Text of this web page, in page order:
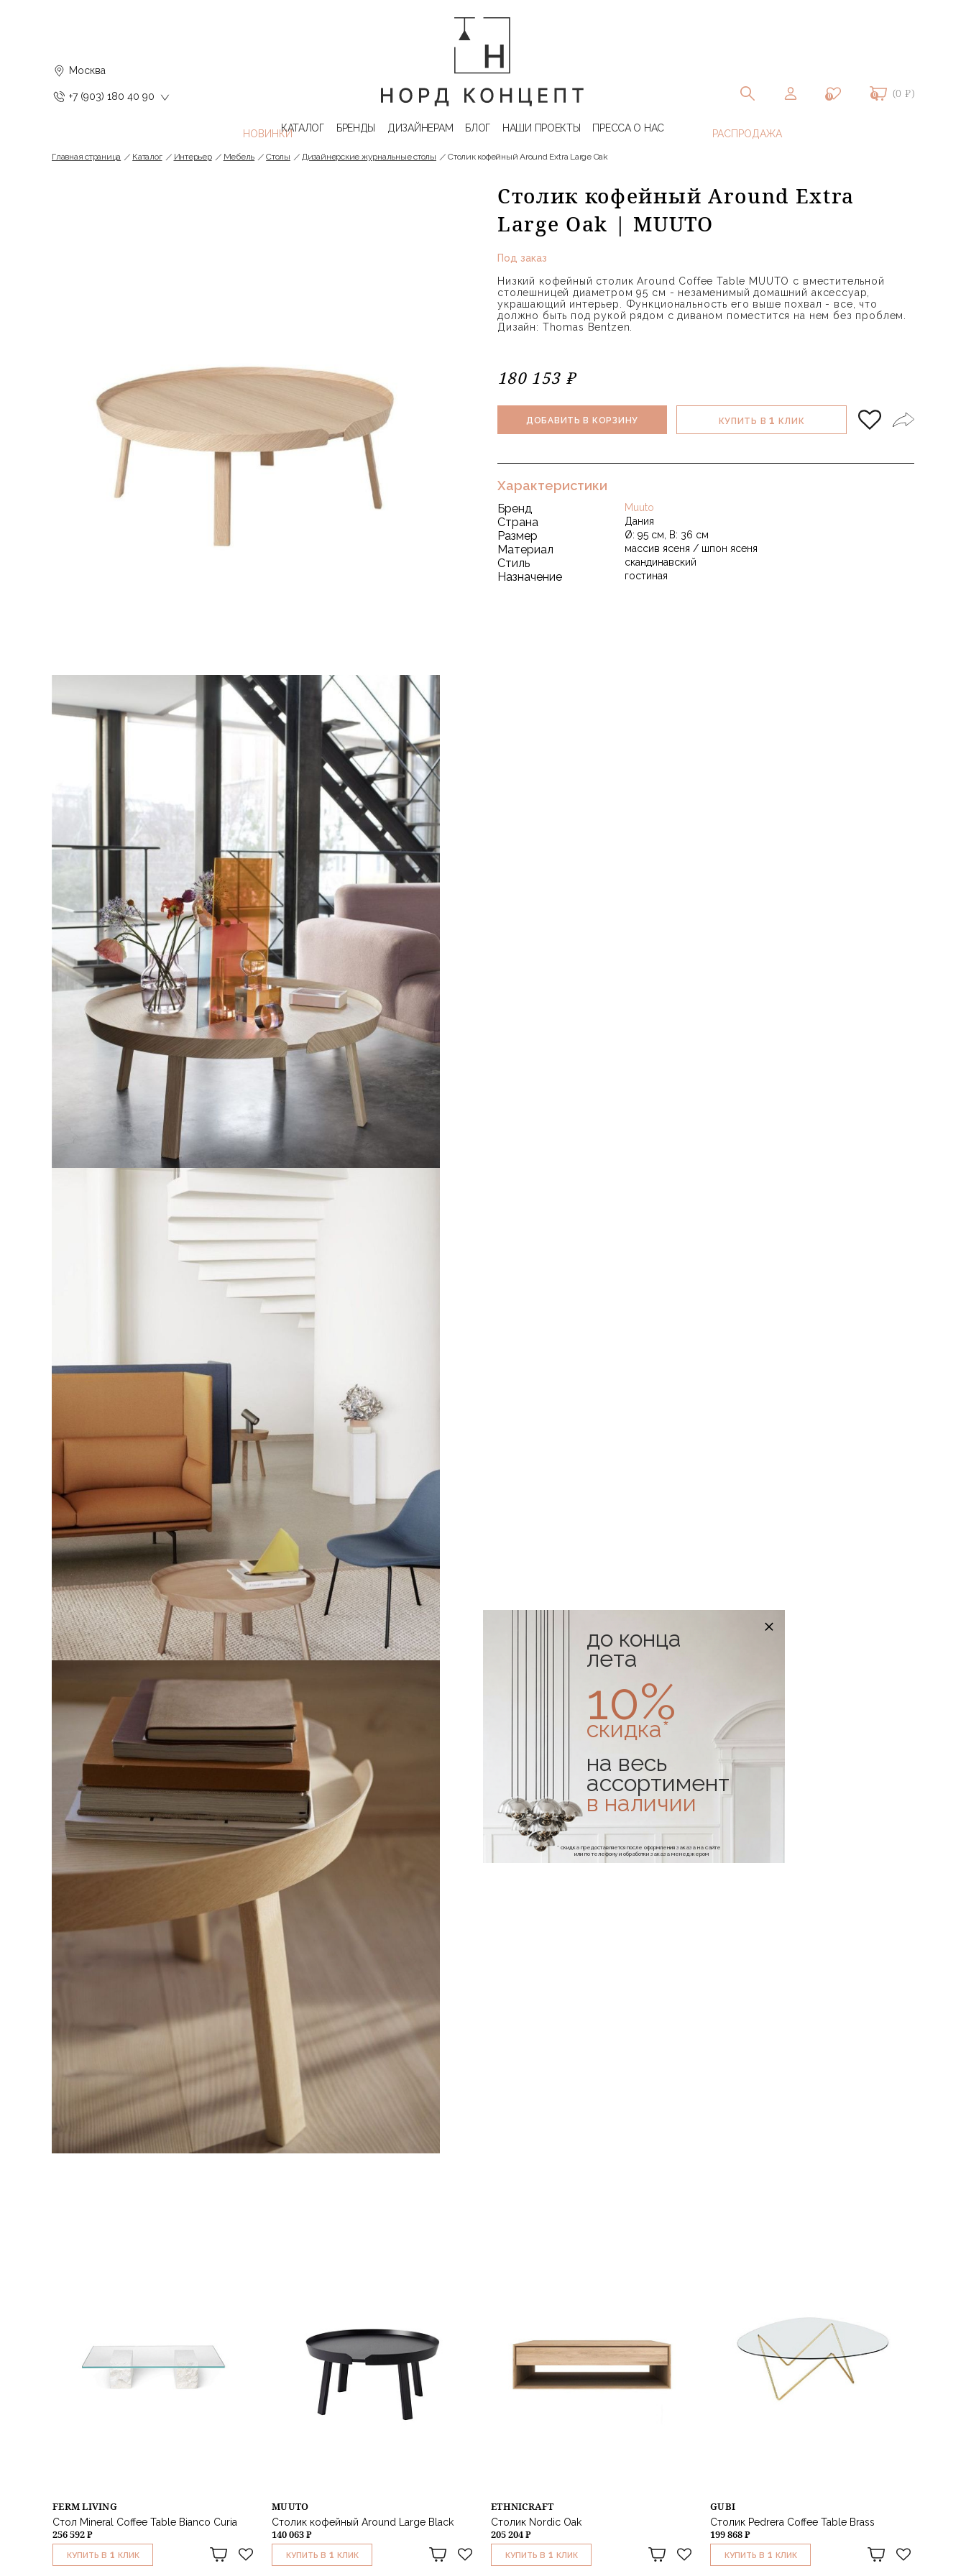
Москва
+7 (903) 180 40 90 0 0 (0 ₽)
КАТАЛОГ БРЕНДЫ ДИЗАЙНЕРАМ БЛОГ НАШИ ПРОЕКТЫ ПРЕССА О НАС
Главная страница Каталог Интерьер Мебель Cтолы Дизайнерские журнальные столы Столик кофейный Around Extra Large Oak
Столик кофейный Around Extra
Large Oak | MUUTO
Под заказ
Низкий кофейный столик Around Coffee Table MUUTO с вместительной
столешницей диаметром 95 см - незаменимый домашний аксессуар,
украшающий интерьер. Функциональность его выше похвал - все, что
должно быть под рукой рядом с диваном поместится на нем без проблем.
Дизайн: Thomas Bentzen.
180 153 ₽
ДОБАВИТЬ В КОРЗИНУ КУПИТЬ В1 КЛИК
Характеристики
Бренд Muuto
Страна Дания
Размер Ø: 95 см, В: 36 см
Материал массив ясеня / шпон ясеня
Стиль скандинавский
Назначение гостиная
FERM LIVING
Стол Mineral Coffee Table Bianco Curia
256 592 ₽
КУПИТЬ В 1 КЛИК
MUUTO
Столик кофейный Around Large Black
140 063 ₽
КУПИТЬ В 1 КЛИК
ETHNICRAFT
Столик Nordic Oak
205 204 ₽
КУПИТЬ В 1 КЛИК
GUBI
Столик Pedrera Coffee Table Brass
199 868 ₽
КУПИТЬ В 1 КЛИК
до конца
лета
10%
скидка*
на весь
ассортимент
в наличии
* скидка предоставляется после оформления заказа на сайте
или по телефону и обработки заказа менеджером